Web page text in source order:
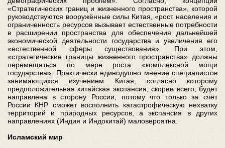
«Стратегических границ и жизненного пространства», которой
руководствуются вооружённые силы Китая, «рост населения и
ограниченность ресурсов вызывает естественные потребности
в расширении пространства для обеспечения дальнейшей
экономической деятельности государства и увеличения его
«естественной сферы существования». При этом,
«стратегические границы жизненного пространства» должны
перемещаться по мере роста «комплексной мощи
государства». Практически единодушно мнение специалистов
занимающихся изучением Китая, согласно которому
предположительная китайская экспансия, скорее всего, будет
направлена в сторону России, потому что только за счёт
России КНР сможет восполнить катастрофическую нехватку
территорий и природных ресурсов, а экспансия в других
направлениях (Индия и Индокитай) маловероятна.
Исламский мир